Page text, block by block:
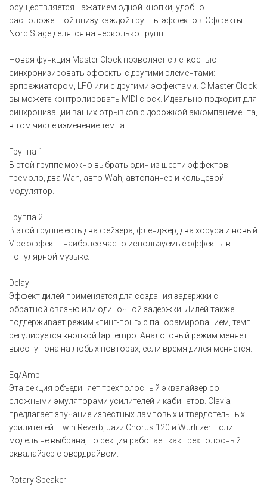
осуществляется нажатием одной кнопки, удобно
расположенной внизу каждой группы эффектов. Эффекты
Nord Stage делятся на несколько групп.
Новая функция Master Clock позволяет с легкостью
синхронизировать эффекты с другими элементами:
арпрежиатором, LFO или с другими эффектами. С Master Clock
вы можете контролировать MIDI clock. Идеально подходит для
синхронизации ваших отрывков с дорожкой аккомпанемента,
в том числе изменение темпа.
Группа 1
В этой группе можно выбрать один из шести эффектов:
тремоло, два Wah, авто-Wah, автопаннер и кольцевой
модулятор.
Группа 2
В этой группе есть два фейзера, фленджер, два хоруса и новый
Vibe эффект - наиболее часто используемые эффекты в
популярной музыке.
Delay
Эффект дилей применяется для создания задержки с
обратной связью или одиночной задержки. Дилей также
поддерживает режим «пинг-понг» с панорамированием, темп
регулируется кнопкой tap tempo. Аналоговый режим меняет
высоту тона на любых повторах, если время дилея меняется.
Eq/Amp
Эта секция объединяет трехполосный эквалайзер со
сложными эмуляторами усилителей и кабинетов. Clavia
предлагает звучание известных ламповых и твердотельных
усилителей: Twin Reverb, Jazz Chorus 120 и Wurlitzer. Если
модель не выбрана, то секция работает как трехполосный
эквалайзер с овердрайвом.
Rotary Speaker